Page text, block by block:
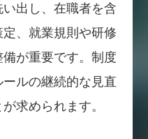
出し、在職者を含
、就業規則や研修
が重要です。制度
ルの継続的な見直
求められます。